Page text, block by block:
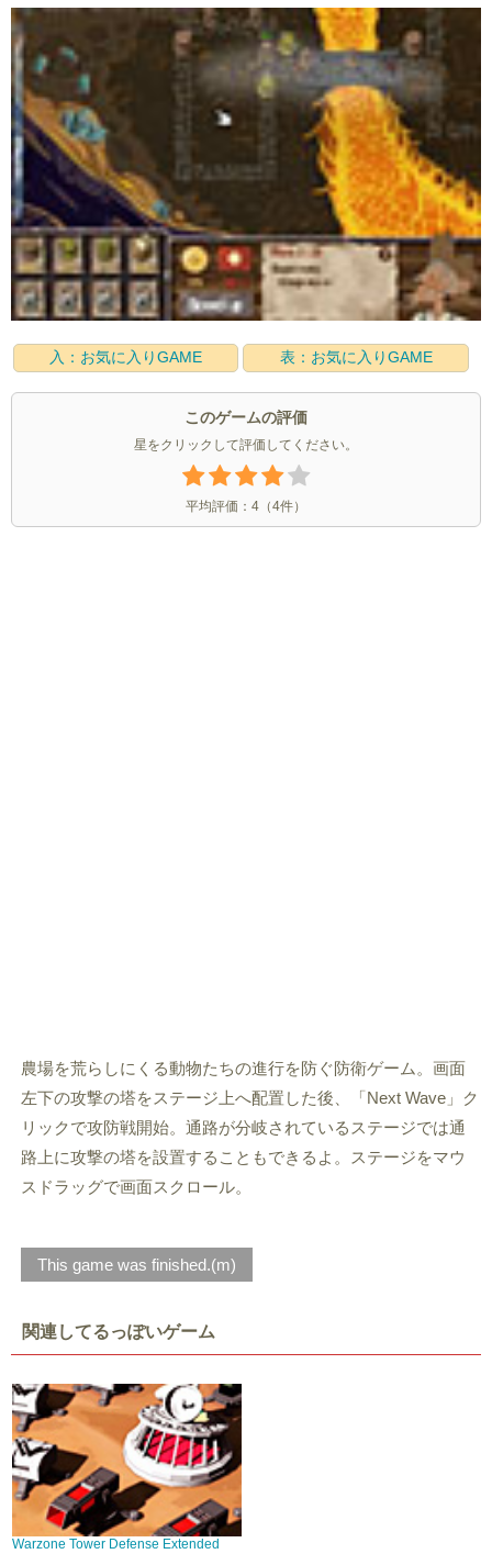
入：お気に入りGAME 表：お気に入りGAME
このゲームの評価
星をクリックして評価してください。
平均評価： 4 （4件）
農場を荒らしにくる動物たちの進行を防ぐ防衛ゲーム。画面
左下の攻撃の塔をステージ上へ配置した後、「Next Wave」ク
リックで攻防戦開始。通路が分岐されているステージでは通
路上に攻撃の塔を設置することもできるよ。ステージをマウ
スドラッグで画面スクロール。
This game was finished.(m)
関連してるっぽいゲーム
Warzone Tower Defense Extended